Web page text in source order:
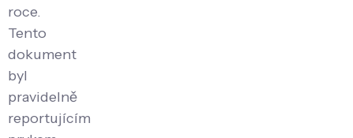
roce.
Tento
dokument
byl
pravidelně
reportujícím